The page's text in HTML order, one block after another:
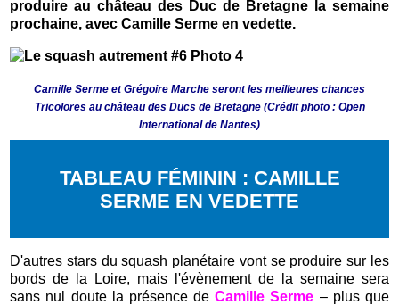
produire au château des Duc de Bretagne la semaine
prochaine, avec Camille Serme en vedette.
Camille Serme et Grégoire Marche seront les meilleures chances
Tricolores au château des Ducs de Bretagne (Crédit photo : Open
International de Nantes)
TABLEAU FÉMININ : CAMILLE
SERME EN VEDETTE
D'autres stars du squash planétaire vont se produire sur les
bords de la Loire, mais l'évènement de la semaine sera
sans nul doute la présence deCamille Serme – plus que